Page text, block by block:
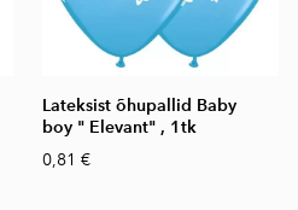
Lateksist õhupallid Baby
boy " Elevant" , 1tk
0,81 €